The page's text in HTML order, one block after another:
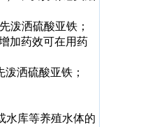
泼洒硫酸亚铁；
加药效可在用药
洒硫酸亚铁；
水库等养殖水体的